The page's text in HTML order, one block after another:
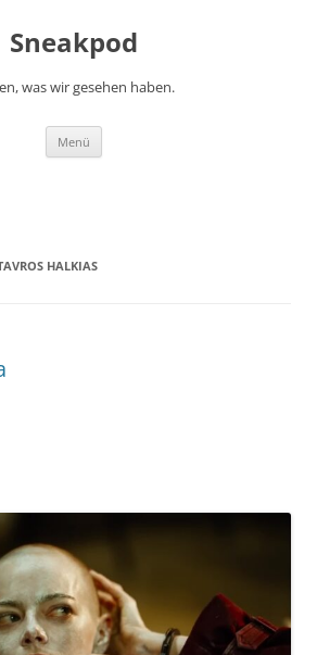
Sneakpod
was wir gesehen haben.
Menü
HALKIAS